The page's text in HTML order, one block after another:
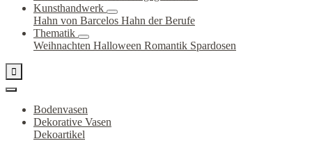
Kunsthandwerk
Hahn von Barcelos Hahn der Berufe
Thematik
Weihnachten Halloween Romantik Spardosen

Bodenvasen
Dekorative Vasen
Dekoartikel